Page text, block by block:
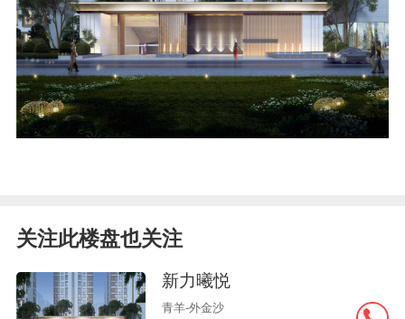
关注此楼盘也关注
新力曦悦
青羊-外金沙